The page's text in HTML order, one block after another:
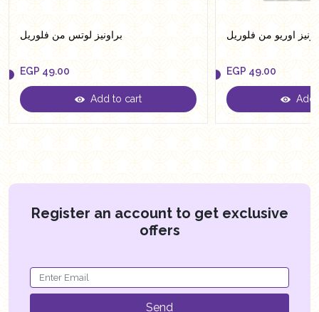
براونيز لوتس من فلوريل
EGP
EGP 49.00
Add to cart
اوريو من فلوريل
EGP
EGP 49.00
Add
Register an account to get exclusive
offers
Send